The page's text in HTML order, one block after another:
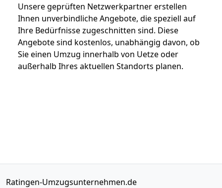
Unsere geprüften Netzwerkpartner erstellen
Ihnen unverbindliche Angebote, die speziell auf
Ihre Bedürfnisse zugeschnitten sind. Diese
Angebote sind kostenlos, unabhängig davon, ob
Sie einen Umzug innerhalb von Uetze oder
außerhalb Ihres aktuellen Standorts planen.
Ratingen-Umzugsunternehmen.de